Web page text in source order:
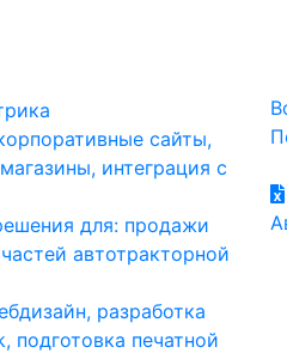
сайты,
интеграция с
для: продажи
автотракторной
разработка
подготовка печатной